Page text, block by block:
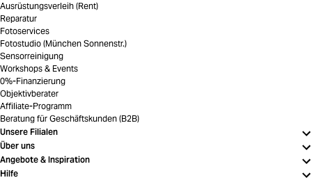
Ausrüstungsverleih (Rent)
Reparatur
Fotoservices
Fotostudio (München Sonnenstr.)
Sensorreinigung
Workshops & Events
0%-Finanzierung
Objektivberater
Affiliate-Programm
Beratung für Geschäftskunden (B2B)
Unsere Filialen
Über uns
Angebote & Inspiration
Hilfe